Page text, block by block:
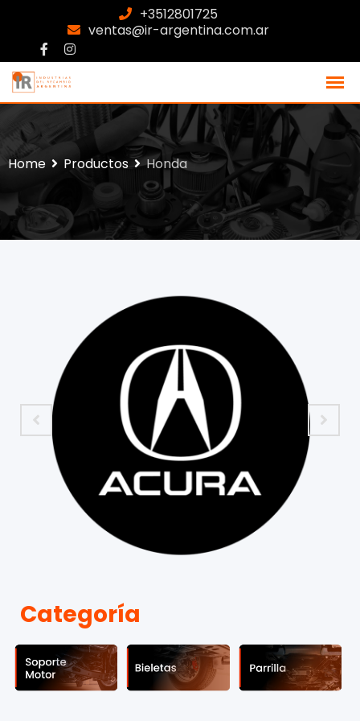
+3512801725
ventas@ir-argentina.com.ar
Home Productos Honda
Categoría